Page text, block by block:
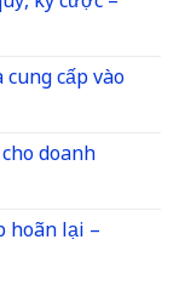
cấp vào
doanh
hoãn lại –